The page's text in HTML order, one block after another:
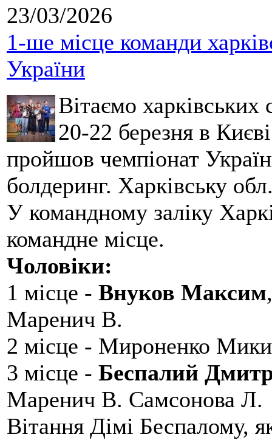
23/03/2026
1-ше місце команди
України
Вітаємо
20-22 березня в
пройшов чемпіонат
болдеринг. Харківську
У командному заліку
командне місце.
Чоловіки:
1 місце - Внуков Максим
Маренич В.
2 місце - Мироненко
3 місце - Беспалий
Маренич В. Самсонова Л.
Вітання Дімі Беспалому,